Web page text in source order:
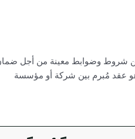
وضوابط معينة من أجل ضمان
هو عقد مُبرم بين شركة أو مؤسسة